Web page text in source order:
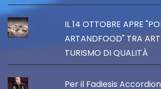
IL 14 OTTOBRE APRE
ARTANDFOOD" TRA
TURISMO DI QUALITÀ
Per il Fadiesis